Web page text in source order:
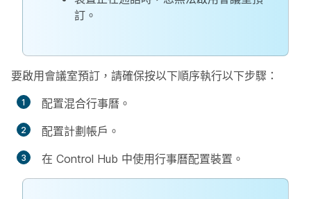
訂。
要啟用會議室預訂，請確保按以下順序執行以下步驟：
配置混合行事曆。
配置計劃帳戶。
在 Control Hub 中使用行事曆配置裝置。